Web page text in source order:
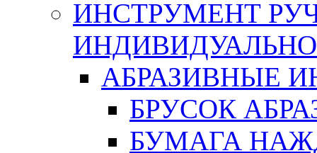
ИНСТРУМЕНТ
АБРАЗИВНЫЕ
БРУСОК
БУМАГА